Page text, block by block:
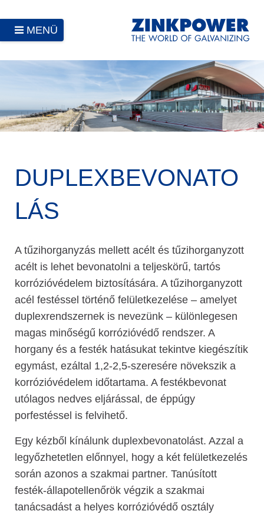
MENÜ
DUPLEXBEVONATO
LÁS
A tűzihorganyzás mellett acélt és tűzihorganyzott
acélt is lehet bevonatolni a teljeskörű, tartós
korrózióvédelem biztosítására. A tűzihorganyzott
acél festéssel történő felületkezelése – amelyet
duplexrendszernek is nevezünk – különlegesen
magas minőségű korrózióvédő rendszer. A
horgany és a festék hatásukat tekintve kiegészítik
egymást, ezáltal 1,2-2,5-szeresére növekszik a
korrózióvédelem időtartama. A festékbevonat
utólagos nedves eljárással, de éppúgy
porfestéssel is felvihető.
Egy kézből kínálunk duplexbevonatolást. Azzal a
legyőzhetetlen előnnyel, hogy a két felületkezelés
során azonos a szakmai partner. Tanúsított
festék-állapotellenőrök végzik a szakmai
tanácsadást a helyes korrózióvédő osztály